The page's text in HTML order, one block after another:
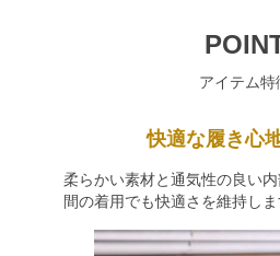
アイテム特
快適な履き心
柔らかい素材と通気性の良い
間の着用でも快適さを維持しま